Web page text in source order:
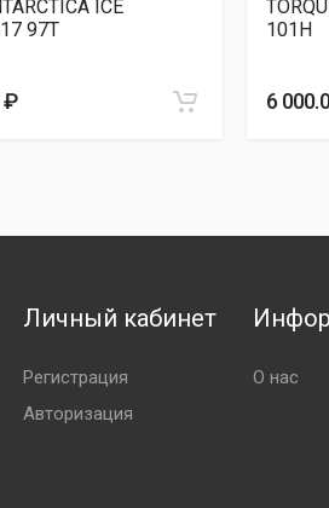
ICE
97T
₽
101H
6
Личный кабинет
Регистрация
Авторизация
О нас